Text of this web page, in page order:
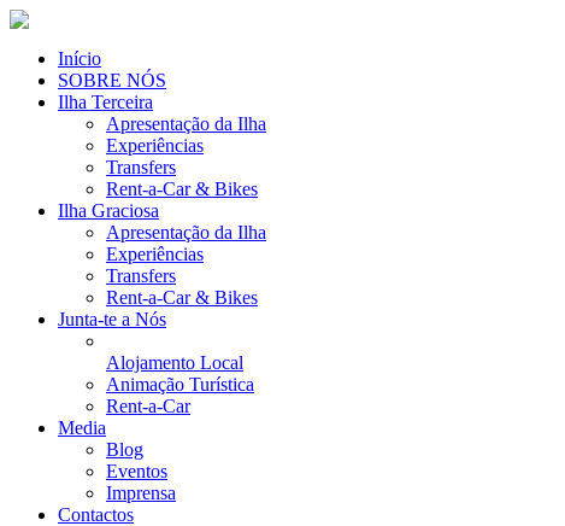
Início
SOBRE NÓS
Ilha Terceira
Apresentação da Ilha
Experiências
Transfers
Rent-a-Car & Bikes
Ilha Graciosa
Apresentação da Ilha
Experiências
Transfers
Rent-a-Car & Bikes
Junta-te a Nós
Alojamento Local
Animação Turística
Rent-a-Car
Media
Blog
Eventos
Imprensa
Contactos